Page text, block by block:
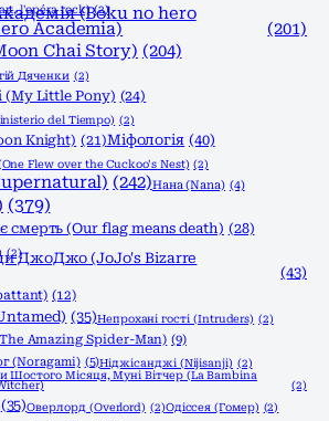
l'opéra rock) (2)
(Boku no hero
Academia)
(201)
Chai Story) (204)
Дяченки (2)
(My Little Pony) (24)
del Tiempo) (2)
Knight) (21)Міфологія (40)
Flew over the Cuckoo's Nest) (2)
(242)Нана (Nana) (4)
(379)
смерть (Our flag means death) (28)
(2)ДжоДжо (JoJo's Bizarre
(43)
(12)
(35)Непрохані гості (Intruders) (2)
Amazing Spider-Man) (9)
(Noragami) (5)Ніджісанджі (Nijisanji) (2)
Шостого Місяця, Муні Вітчер (La Bambina
(2)
(35)Оверлорд (Overlord) (2)Одіссея (Гомер) (2)